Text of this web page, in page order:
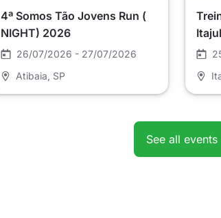
4ª Somos Tão Jovens Run (
NIGHT) 2026
26/07/2026 - 27/07/2026
Atibaia , SP
See all events